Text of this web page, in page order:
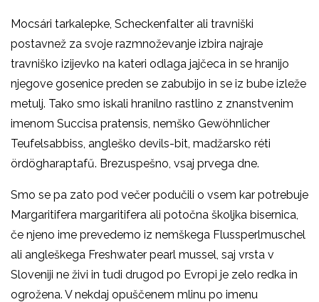
Mocsári tarkalepke, Scheckenfalter ali travniški
postavnež za svoje razmnoževanje izbira najraje
travniško izijevko na kateri odlaga jajčeca in se hranijo
njegove gosenice preden se zabubijo in se iz bube izleže
metulj. Tako smo iskali hranilno rastlino z znanstvenim
imenom Succisa pratensis, nemško Gewöhnlicher
Teufelsabbiss, angleško devils-bit, madžarsko réti
ördögharaptafű. Brezuspešno, vsaj prvega dne.
Smo se pa zato pod večer podučili o vsem kar potrebuje
Margaritifera margaritifera ali potočna školjka bisernica,
če njeno ime prevedemo iz nemškega Flussperlmuschel
ali angleškega Freshwater pearl mussel, saj vrsta v
Sloveniji ne živi in tudi drugod po Evropi je zelo redka in
ogrožena. V nekdaj opuščenem mlinu po imenu